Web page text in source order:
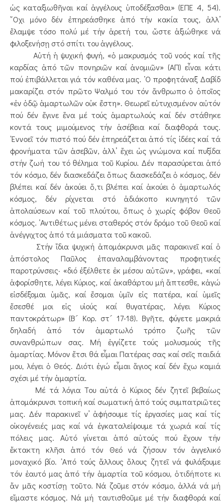
ὡς καταξιωθῆναι καί ἀγγέλους ὑποδέξασθαι» (ΕΠΕ 4, 54).
῎Οχι μόνο δέν ἐπηρεάσθηκε ἀπό τήν κακία τους, ἀλλ’
ἔλαμψε τόσο πολύ μέ τήν ἀρετή του, ὥστε ἀξιώθηκε νά
φιλοξενήσῃ στό σπίτι του ἀγγέλους.
Αὐτή ἡ ψυχική φυγή, «ὁ μακρυσμός τοῦ νοός καί τῆς
καρδίας ἀπό τῶν πονηριῶν καί ἀνομιῶν» (ΑΠ) εἶναι κάτι
πού ἐπιβάλλεται γιά τόν καθένα μας. ῾Ο προφητάναξ Δαβίδ
μακαρίζει στόν πρῶτο Ψαλμό του τόν ἄνθρωπο ὁ ὁποῖος
«ἐν ὁδῷ ἁμαρτωλῶν οὐκ ἔστη». Θεωρεῖ εὐτυχισμένον αὐτόν
πού δέν ἔγινε ἕνα μέ τούς ἁμαρτωλούς καί δέν στάθηκε
κοντά τους μιμούμενος τήν ἀσέβεια καί διαφθορά τους.
᾿Εννοεῖ τόν πιστό πού δέν ἐπηρεάζεται ἀπό τίς ἰδέες καί τά
φρονήματα τῶν ἀσεβῶν, ἀλλ’ ἔχει ὡς γνώμονα καί πυξίδα
στήν ζωή του τό θέλημα τοῦ Κυρίου. Δέν παρασύρεται ἀπό
τόν κόσμο, δέν διασκεδάζει ὅπως διασκεδάζει ὁ κόσμος, δέν
βλέπει καί δέν ἀκούει ὅ,τι βλέπει καί ἀκούει ὁ ἁμαρτωλός
κόσμος, δέν ρίχνεται στό ἀδιάκοπο κυνηγητό τῶν
ἀπολαύσεων καί τοῦ πλούτου, ὅπως ὁ χωρίς φόβον Θεοῦ
κόσμος. ᾿Αντιθέτως μένει σταθερός στόν δρόμο τοῦ Θεοῦ καί
ἀνέγγιχτος ἀπό τά μιάσματα τοῦ κακοῦ.
Στήν ἴδια ψυχική ἀπομάκρυνσι μᾶς παρακινεῖ καί ὁ
ἀπόστολος Παῦλος ἐπαναλαμβάνοντας προφητικές
παροτρύνσεις· «διό ἐξέλθετε ἐκ μέσου αὐτῶν», γράφει, «καί
ἀφορίσθητε, λέγει Κύριος, καί ἀκαθάρτου μή ἅπτεσθε, κἀγώ
εἰσδέξομαι ὑμᾶς, καί ἔσομαι ὑμῖν εἰς πατέρα, καί ὑμεῖς
ἔσεσθέ μοι εἰς υἱούς καί θυγατέρας, λέγει Κύριος
παντοκράτωρ» (Β´ Κορ. στ´ 17-18). Βγῆτε, φύγετε μακριά
δηλαδή ἀπό τόν ἁμαρτωλό τρόπο ζωῆς τῶν
συνανθρώπων σας. Μή ἐγγίζετε τούς μολυσμούς τῆς
ἁμαρτίας. Μόνον ἔτσι θά εἶμαι Πατέρας σας καί σεῖς παιδιά
μου, λέγει ὁ Θεός. Διότι ἐγώ εἶμαι ἅγιος καί δέν ἔχω καμιά
σχέσι μέ τήν ἁμαρτία.
Μέ τά λόγια Του αὐτά ὁ Κύριος δέν ζητεῖ βεβαίως
ἀπομάκρυνσι τοπική καί σωματική ἀπό τούς συμπατριῶτες
μας. Δέν παρακινεῖ ν’ ἀφήσουμε τίς ἐργασίες μας καί τίς
οἰκογένειές μας καί νά ἐγκαταλείψουμε τά χωριά καί τίς
πόλεις μας. Αὐτό γίνεται ἀπό αὐτούς πού ἔχουν τήν
ἔκτακτη κλῆσι ἀπό τόν Θεό νά ζήσουν τόν ἀγγελικό
μοναχικό βίο. ᾿Από τούς ἄλλους ὅλους ζητεῖ νά φυλάξουμε
τόν ἑαυτό μας ἀπό τήν ἁμαρτία τοῦ κόσμου, ὁτιδήποτε κι
ἄν μᾶς κοστίσῃ τοῦτο. Νά ζοῦμε στόν κόσμο, ἀλλά νά μή
εἴμαστε κόσμος. Νά μή ταυτισθοῦμε μέ τήν διαφθορά καί